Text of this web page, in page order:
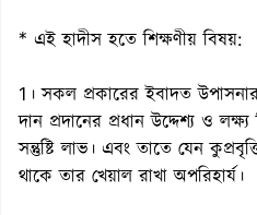
* এই হাদীস হতে শিক্ষণীয় বিষয়:
1। সকল প্রকারের ইবাদত
দান প্রদানের প্রধান উদ্দেশ্য ও
সন্তুষ্টি লাভ। এবং তাতে যেন
থাকে তার খেয়াল রাখা অপরিহার্য।